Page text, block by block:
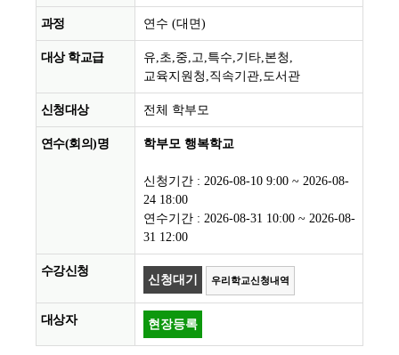
연수 (대면)
유,초,중,고,특수,기타,본청,
교육지원청,직속기관,도서관
전체 학부모
학부모 행복학교
신청기간 : 2026-08-10 9:00 ~ 2026-08-
24 18:00
연수기간 : 2026-08-31 10:00 ~ 2026-08-
31 12:00
신청대기 우리학교신청내역
현장등록